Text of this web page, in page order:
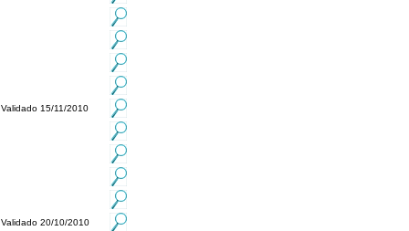
Validado 15/11/2010
Validado 20/10/2010